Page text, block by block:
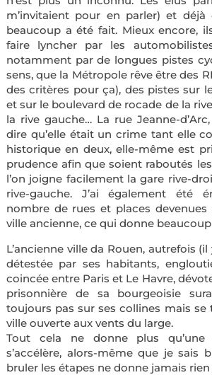
m’invitaient pour en parler) et déjà
beaucoup a été fait. Mieux encore,
faire lyncher par les
notamment par de longues pistes
sens, que la Métropole rêve être des
des critères pour ça), des pistes sur
et sur le boulevard de rocade de la
la rive gauche… La rue Jeanne-
dire qu’elle était un crime tant elle
historique en deux, elle-même est
prudence afin que soient raboutés
l’on joigne facilement la gare rive-
rive-gauche. J’ai également été
nombre de rues et places devenues
ville ancienne, ce qui donne
L’ancienne ville da Rouen, autrefois
détestée par ses habitants,
coincée entre Paris et Le Havre,
prisonnière de sa bourgeoisie
toujours pas sur ses collines mais se
ville ouverte aux vents du large.
Tout cela ne donne plus qu’une
s’accélère, alors-même que je sais
bruler les étapes ne donne jamais rien